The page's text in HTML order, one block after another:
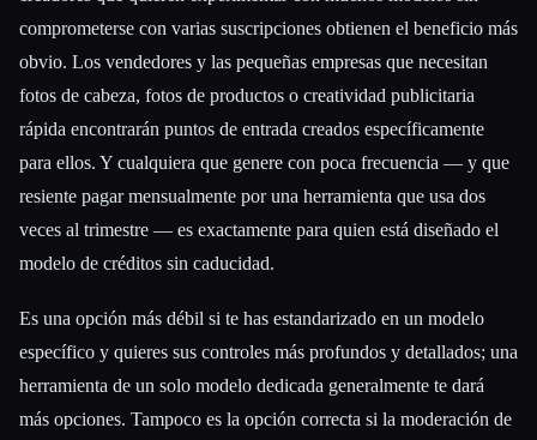
comprometerse con varias suscripciones obtienen el beneficio más
obvio. Los vendedores y las pequeñas empresas que necesitan
fotos de cabeza, fotos de productos o creatividad publicitaria
rápida encontrarán puntos de entrada creados específicamente
para ellos. Y cualquiera que genere con poca frecuencia — y que
resiente pagar mensualmente por una herramienta que usa dos
veces al trimestre — es exactamente para quien está diseñado el
modelo de créditos sin caducidad.
Es una opción más débil si te has estandarizado en un modelo
específico y quieres sus controles más profundos y detallados; una
herramienta de un solo modelo dedicada generalmente te dará
más opciones. Tampoco es la opción correcta si la moderación de